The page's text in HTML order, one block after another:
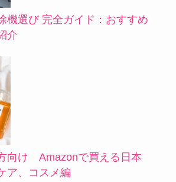
機選び 完全ガイド：おすすめ
介
向け Amazonで買える日本
ア、コスメ編